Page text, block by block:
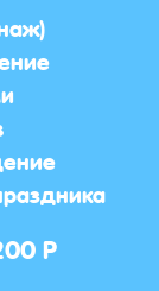
Р